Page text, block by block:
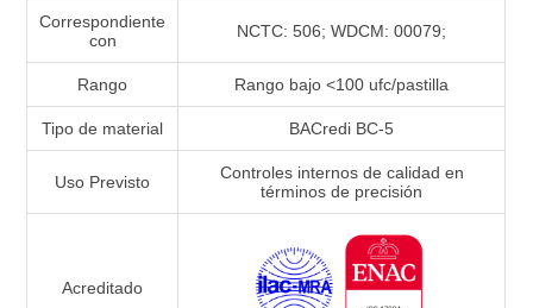
Correspondiente
con
NCTC: 506; WDCM: 00079;
Rango Rango bajo <100 ufc/pastilla
Tipo de material BACredi BC-5
Uso Previsto
Controles internos de calidad en
términos de precisión
Acreditado